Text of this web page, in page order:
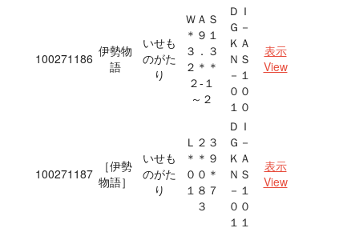
100271186 伊勢物
語
いせも
のがた
り
ＷＡＳ
＊９１
３．３
２＊＊
２‐１
～２
ＤＩ
Ｇ－
ＫＡ
ＮＳ
－１
００
１０
表示
View
100271187
［伊勢
物語］
いせも
のがた
り
Ｌ２３
＊＊９
００＊
１８７
３
ＤＩ
Ｇ－
ＫＡ
ＮＳ
－１
００
１１
表示
View